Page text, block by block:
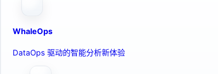
WhaleOps
DataOps 驱动的智能分析新体验